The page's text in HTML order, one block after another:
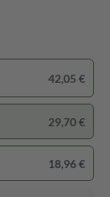
42,05 €
29,70 €
18,96 €